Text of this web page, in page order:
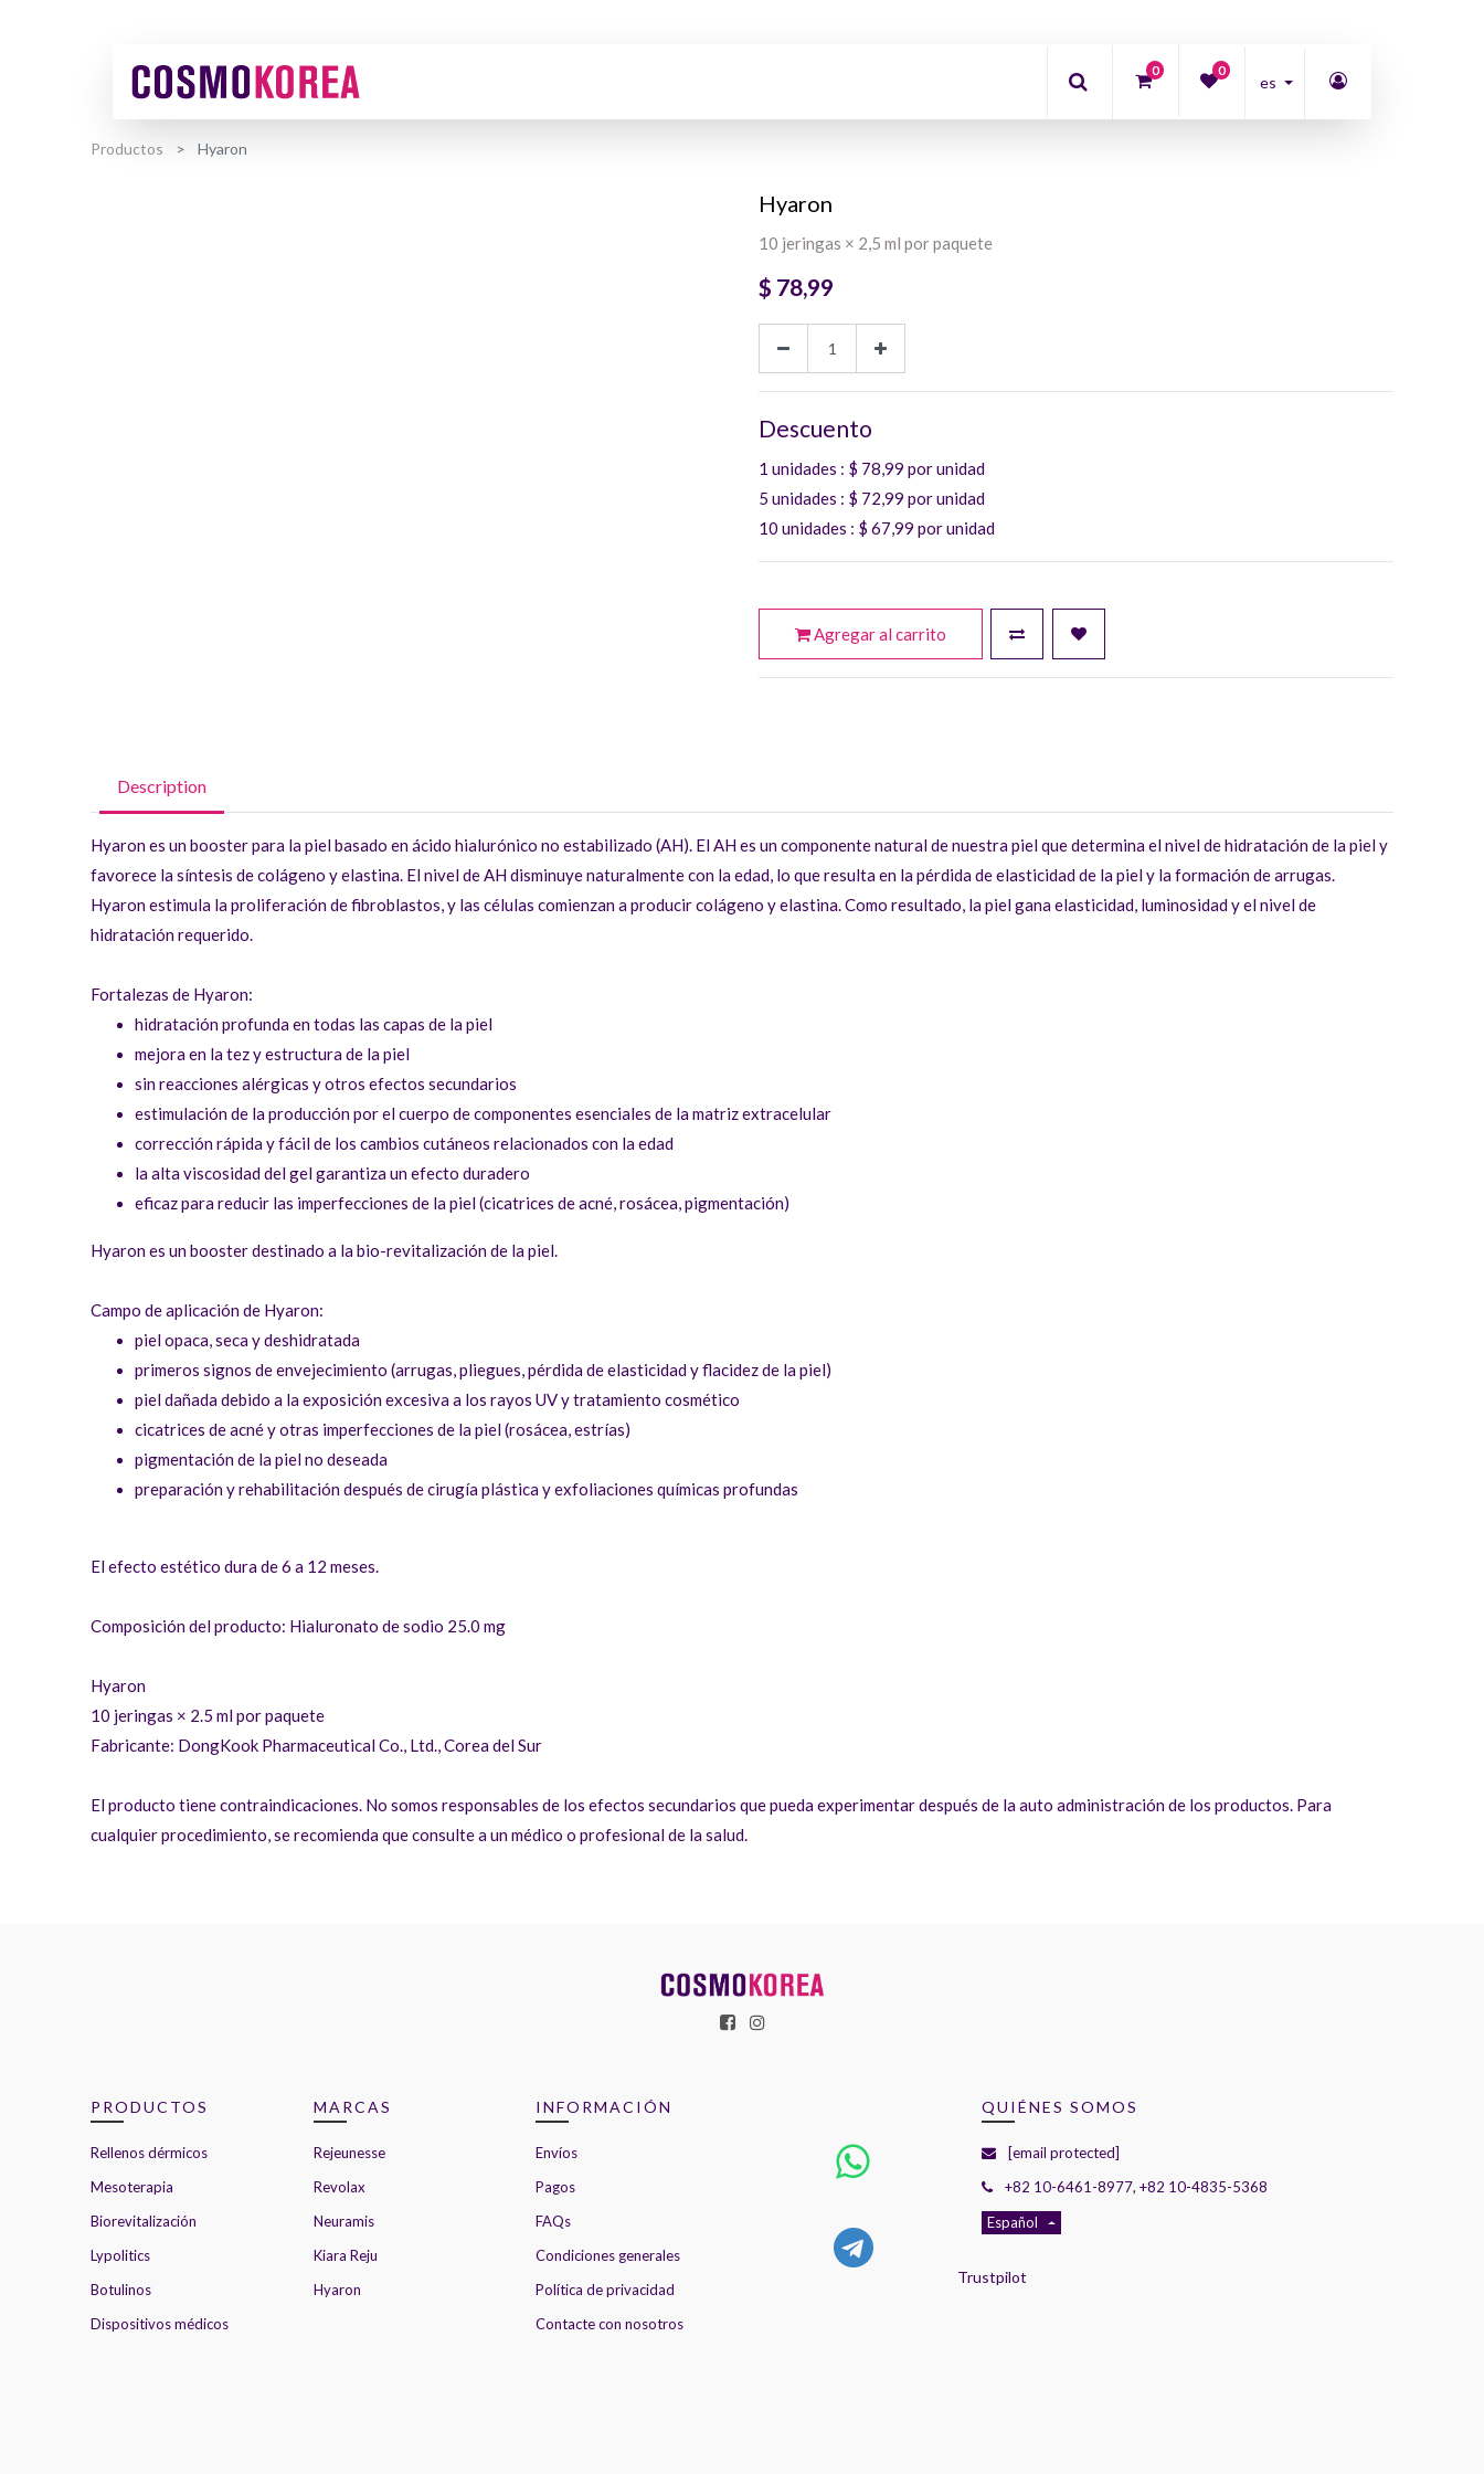
0 0
es
Productos Hyaron
Hyaron
10 jeringas × 2,5 ml por paquete
$ 78,99
Descuento
1 unidades : $ 78,99 por unidad
5 unidades : $ 72,99 por unidad
10 unidades : $ 67,99 por unidad
Agregar al carrito
Description
Hyaron es un booster para la piel basado en ácido hialurónico no estabilizado (AH). El AH es un componente natural de nuestra piel que determina el nivel de hidratación de la piel y
favorece la síntesis de colágeno y elastina. El nivel de AH disminuye naturalmente con la edad, lo que resulta en la pérdida de elasticidad de la piel y la formación de arrugas.
Hyaron estimula la proliferación de fibroblastos, y las células comienzan a producir colágeno y elastina. Como resultado, la piel gana elasticidad, luminosidad y el nivel de
hidratación requerido.
Fortalezas de Hyaron:
hidratación profunda en todas las capas de la piel
mejora en la tez y estructura de la piel
sin reacciones alérgicas y otros efectos secundarios
estimulación de la producción por el cuerpo de componentes esenciales de la matriz extracelular
corrección rápida y fácil de los cambios cutáneos relacionados con la edad
la alta viscosidad del gel garantiza un efecto duradero
eficaz para reducir las imperfecciones de la piel (cicatrices de acné, rosácea, pigmentación)
Hyaron es un booster destinado a la bio-revitalización de la piel.
Campo de aplicación de Hyaron:
piel opaca, seca y deshidratada
primeros signos de envejecimiento (arrugas, pliegues, pérdida de elasticidad y flacidez de la piel)
piel dañada debido a la exposición excesiva a los rayos UV y tratamiento cosmético
cicatrices de acné y otras imperfecciones de la piel (rosácea, estrías)
pigmentación de la piel no deseada
preparación y rehabilitación después de cirugía plástica y exfoliaciones químicas profundas
El efecto estético dura de 6 a 12 meses.
Composición del producto: Hialuronato de sodio 25.0 mg
Hyaron
10 jeringas × 2.5 ml por paquete
Fabricante: DongKook Pharmaceutical Co., Ltd., Corea del Sur
El producto tiene contraindicaciones. No somos responsables de los efectos secundarios que pueda experimentar después de la auto administración de los productos. Para
cualquier procedimiento, se recomienda que consulte a un médico o profesional de la salud.
PRODUCTOS
Rellenos dérmicos
Mesoterapia
Biorevitalización
Lypolitics
Botulinos
Dispositivos médicos
MARCAS
Rejeunesse
Revolax
Neuramis
Kiara Reju
Hyaron
INFORMACIÓN
Envíos
Pagos
FAQs
Condiciones generales
Política de privacidad
Contacte con nosotros
QUIÉNES SOMOS
[email protected]
+82 10-6461-8977, +82 10-4835-5368
Español
Trustpilot